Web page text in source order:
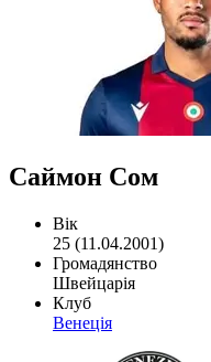
Саймон Сом
Вік
25 (11.04.2001)
Громадянство
Швейцарія
Клуб
Венеція